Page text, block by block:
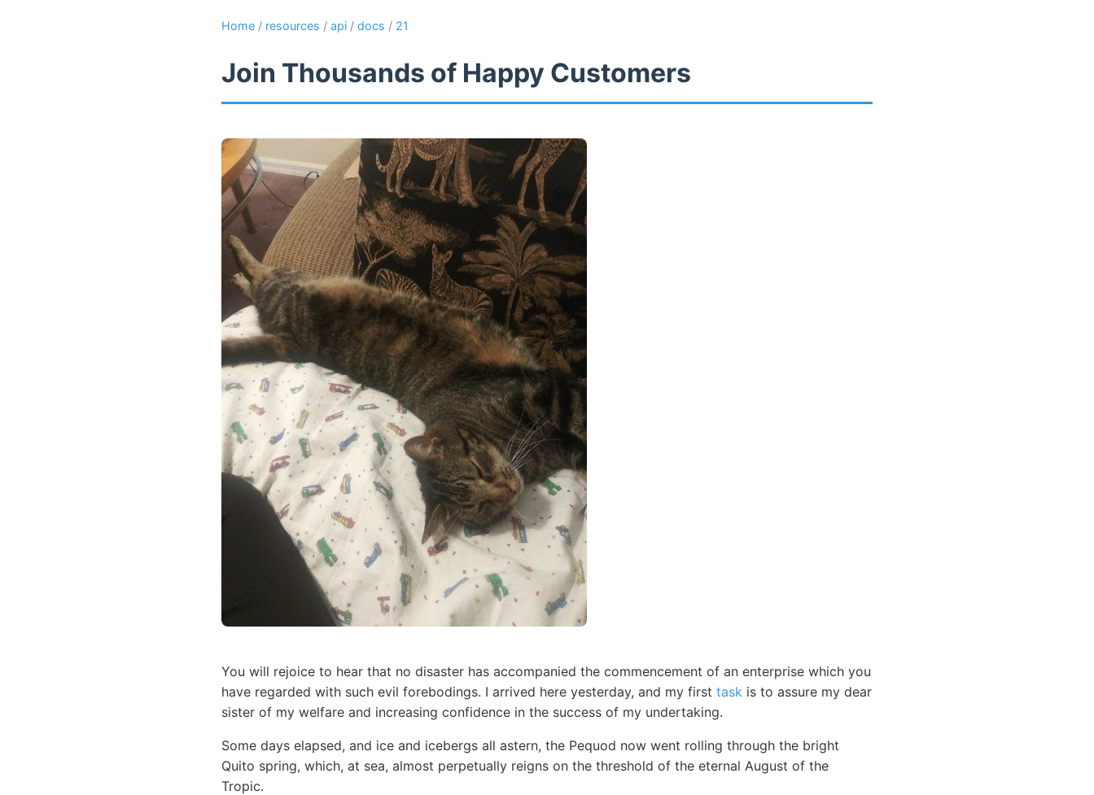
Home / resources / api / docs / 21
Join Thousands of Happy Customers
You will rejoice to hear that no disaster has accompanied the commencement of an enterprise which you
have regarded with such evil forebodings. I arrived here yesterday, and my first task is to assure my dear
sister of my welfare and increasing confidence in the success of my undertaking.
Some days elapsed, and ice and icebergs all astern, the Pequod now went rolling through the bright
Quito spring, which, at sea, almost perpetually reigns on the threshold of the eternal August of the
Tropic.